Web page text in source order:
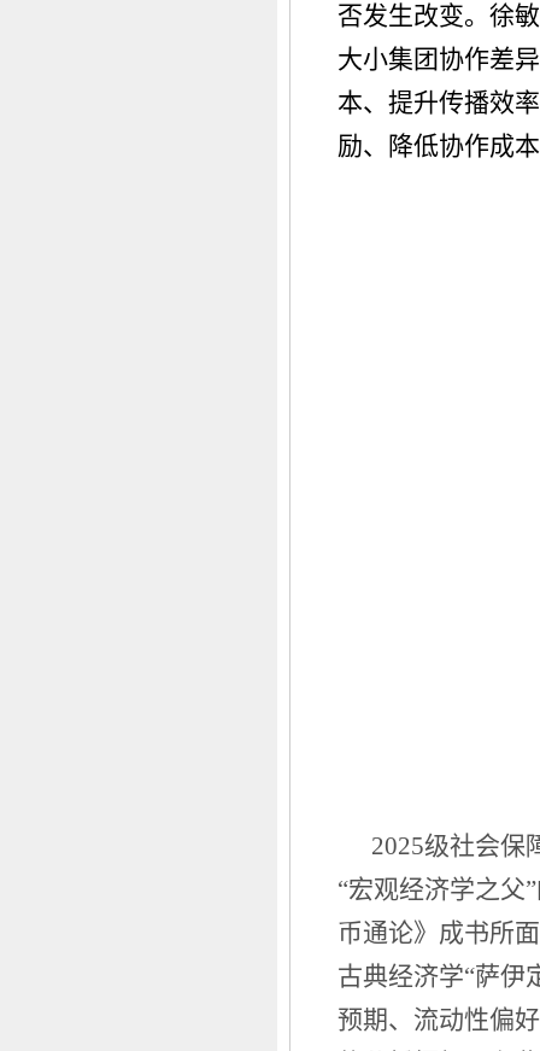
否发生改变。徐
大小集团协作差
本、提升传播效
励、降低协作成
2025级社会保
“宏观经济学之父
币通论》成书所
古典经济学“萨伊
预期、流动性偏